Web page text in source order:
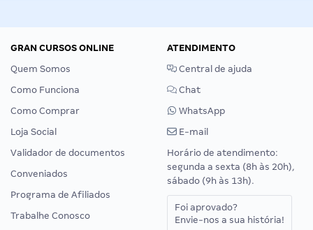
GRAN CURSOS ONLINE
Quem Somos
Como Funciona
Como Comprar
Loja Social
Validador de documentos
Conveniados
Programa de Afiliados
Trabalhe Conosco
ATENDIMENTO
Central de ajuda
Chat
WhatsApp
E-mail
Horário de atendimento:
segunda a sexta (8h às 20h),
sábado (9h às 13h).
Foi aprovado?
Envie-nos a sua história!